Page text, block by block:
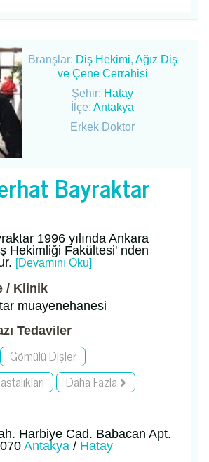
Branşlar: Diş Hekimi, Ağız Diş
ve Çene Cerrahisi
Şehir: Hatay
İlçe:Antakya
Erkek Doktor
Bayraktar
1996 yılında Ankara
Hekimliği Fakültesi' nden
[Devamını Oku]
/ Klinik
muayenehanesi
Tedaviler
Gömülü Dişler
Daha Fazla
Harbiye Cad. Babacan Apt.
Antakya / Hatay